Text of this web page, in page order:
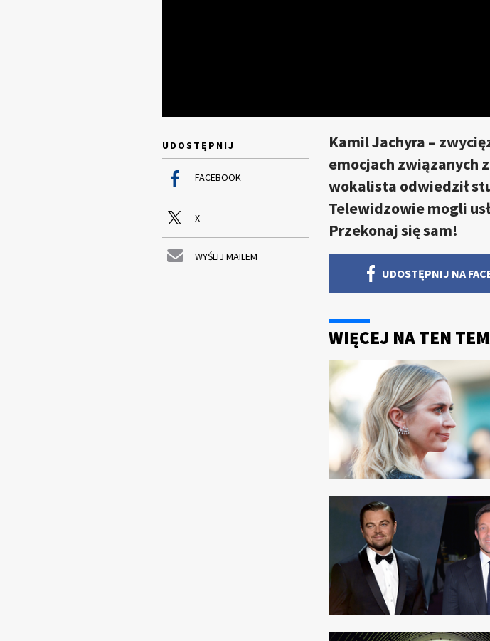
UDOSTĘPNIJ
FACEBOOK
X
WYŚLIJ MAILEM
Kamil Jachyra –
emocjach związanych
wokalista odwiedził
Telewidzowie mogli
Przekonaj się sam!
UDOSTĘPNIJ NA
WIĘCEJ NA TEN